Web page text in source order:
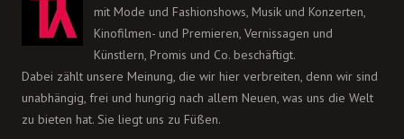
mit Mode und Fashionshows, Musik und Konzerten,
Kinofilmen- und Premieren, Vernissagen und
Künstlern, Promis und Co. beschäftigt.
Dabei zählt unsere Meinung, die wir hier verbreiten, denn wir sind
unabhängig, frei und hungrig nach allem Neuen, was uns die Welt
zu bieten hat. Sie liegt uns zu Füßen.